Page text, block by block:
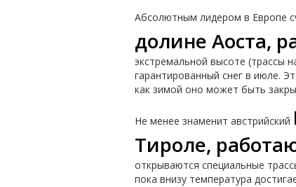
Абсолютным лидером в Европе
долине Аоста,
экстремальной высоте (трассы
гарантированный снег в июле.
как зимой оно может быть
Не менее знаменит австрийский
Тироле,
открываются специальные
пока внизу температура